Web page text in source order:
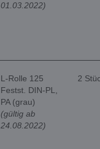
01.03.2022)
L-Rolle 125
Festst. DIN-PL,
PA (grau)
(gültig ab
24.08.2022)
2